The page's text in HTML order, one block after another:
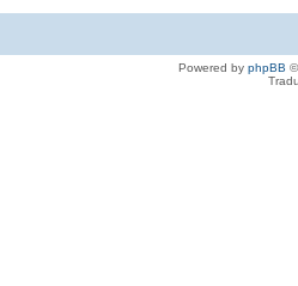
Powered by phpBB